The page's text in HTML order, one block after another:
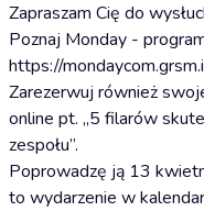
Zapraszam Cię do
Poznaj Monday -
https://
Zarezerwuj również
online pt. „5 filarów
zespołu”.
Poprowadzę ją 13
to wydarzenie w